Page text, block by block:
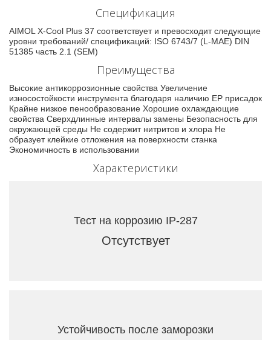
Спецификация
AIMOL X-Cool Plus 37 соответствует и превосходит следующие
уровни требований/ спецификаций: ISO 6743/7 (L-MAE) DIN
51385 часть 2.1 (SEM)
Преимущества
Высокие антикоррозионные свойства Увеличение
износостойкости инструмента благодаря наличию ЕР присадок
Крайне низкое пенообразование Хорошие охлаждающие
свойства Сверхдлинные интервалы замены Безопасность для
окружающей среды Не содержит нитритов и хлора Не
образует клейкие отложения на поверхности станка
Экономичность в использовании
Характеристики
Тест на коррозию IP-287
Отсутствует
Устойчивость после заморозки